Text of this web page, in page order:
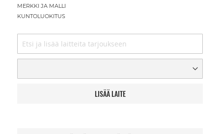
MERKKI JA MALLI
KUNTOLUOKITUS
LISÄÄ LAITE